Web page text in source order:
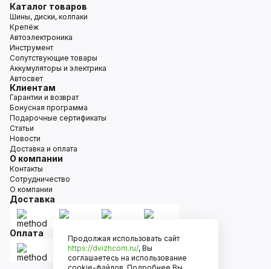
Каталог товаров
Шины, диски, колпаки
Крепёж
Автоэлектроника
Инструмент
Сопутствующие товары
Аккумуляторы и электрика
Автосвет
Клиентам
Гарантии и возврат
Бонусная программа
Подарочные сертификаты
Статьи
Новости
Доставка и оплата
О компании
Контакты
Сотрудничество
О компании
Доставка
Оплата
Продолжая использовать сайт
https://dvizhcom.ru/, Вы
соглашаетесь на использование